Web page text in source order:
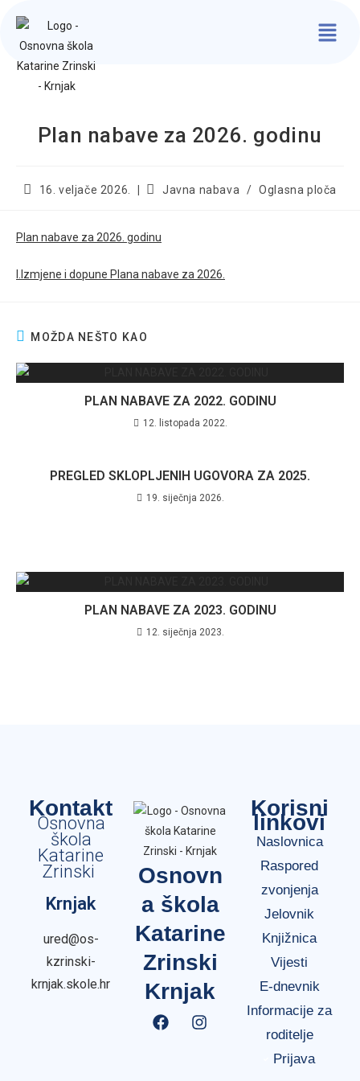
Plan nabave za 2026. godinu
16. veljače 2026. Javna nabava / Oglasna ploča
Plan nabave za 2026. godinu
I.Izmjene i dopune Plana nabave za 2026.
MOŽDA NEŠTO KAO
PLAN NABAVE ZA 2022. GODINU
12. listopada 2022.
PREGLED SKLOPLJENIH UGOVORA ZA 2025.
19. siječnja 2026.
PLAN NABAVE ZA 2023. GODINU
12. siječnja 2023.
Kontakt
Osnovna
škola
Katarine
Zrinski
Krnjak
ured@os-
kzrinski-
krnjak.skole.hr
Osnovn
a škola
Katarine
Zrinski
Krnjak
Korisni
linkovi
Naslovnica
Raspored
zvonjenja
Jelovnik
Knjižnica
Vijesti
E-dnevnik
Informacije za
roditelje
Prijava